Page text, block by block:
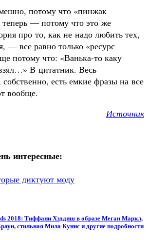
потому что «пинжак
— потому что это же
про то, как не надо любить тех,
— все равно только «ресурс
потому что: «Ванька-то каку
В цитатник. Весь
есть емкие фразы на все
вообще.
Источник
интересные:
диктуют моду
2018: Тиффани Хэддиш в образе Меган Маркл,
стильная Мила Кунис и другие подробности